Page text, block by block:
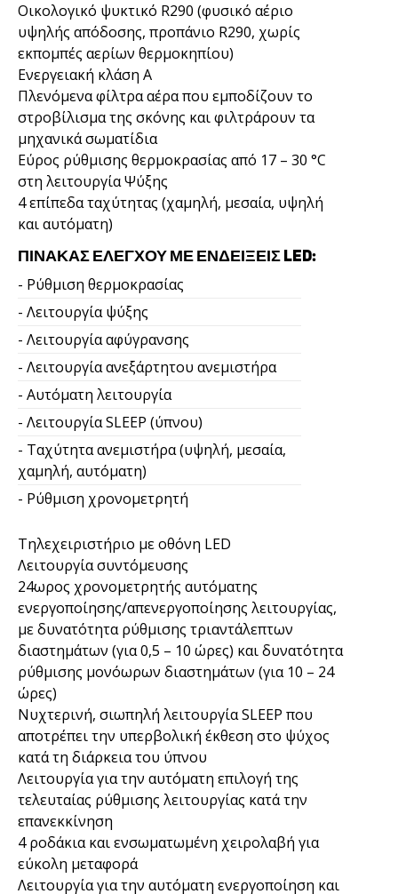
Οικολογικό ψυκτικό R290 (φυσικό αέριο
υψηλής απόδοσης, προπάνιο R290, χωρίς
εκπομπές αερίων θερμοκηπίου)
Ενεργειακή κλάση Α
Πλενόμενα φίλτρα αέρα που εμποδίζουν το
στροβίλισμα της σκόνης και φιλτράρουν τα
μηχανικά σωματίδια
Εύρος ρύθμισης θερμοκρασίας από 17 – 30 °C
στη λειτουργία Ψύξης
4 επίπεδα ταχύτητας (χαμηλή, μεσαία, υψηλή
και αυτόματη)
ΠΊΝΑΚΑΣ ΕΛΈΓΧΟΥ ΜΕ ΕΝΔΕΊΞΕΙΣ LED:
- Ρύθμιση θερμοκρασίας
- Λειτουργία ψύξης
- Λειτουργία αφύγρανσης
- Λειτουργία ανεξάρτητου ανεμιστήρα
- Αυτόματη λειτουργία
- Λειτουργία SLEEP (ύπνου)
- Ταχύτητα ανεμιστήρα (υψηλή, μεσαία,
χαμηλή, αυτόματη)
- Ρύθμιση χρονομετρητή
Τηλεχειριστήριο με οθόνη LED
Λειτουργία συντόμευσης
24ωρος χρονομετρητής αυτόματης
ενεργοποίησης/απενεργοποίησης λειτουργίας,
με δυνατότητα ρύθμισης τριαντάλεπτων
διαστημάτων (για 0,5 – 10 ώρες) και δυνατότητα
ρύθμισης μονόωρων διαστημάτων (για 10 – 24
ώρες)
Νυχτερινή, σιωπηλή λειτουργία SLEEP που
αποτρέπει την υπερβολική έκθεση στο ψύχος
κατά τη διάρκεια του ύπνου
Λειτουργία για την αυτόματη επιλογή της
τελευταίας ρύθμισης λειτουργίας κατά την
επανεκκίνηση
4 ροδάκια και ενσωματωμένη χειρολαβή για
εύκολη μεταφορά
Λειτουργία για την αυτόματη ενεργοποίηση και